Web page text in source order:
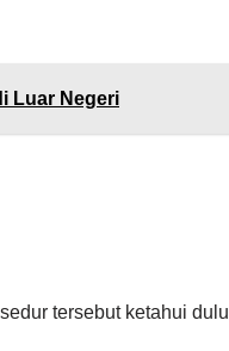
Luar Negeri
tersebut ketahui dulu